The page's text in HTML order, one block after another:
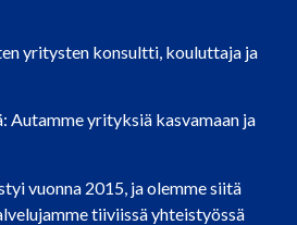
yritysten konsultti, kouluttaja ja
Autamme yrityksiä kasvamaan ja
vuonna 2015, ja olemme siitä
tiiviissä yhteistyössä